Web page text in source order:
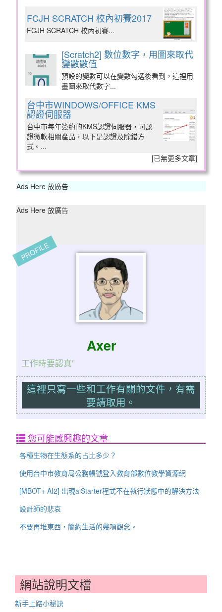
FCJH SCRATCH 校內初賽2017
FCJH SCRATCH 校內初賽...
[Scratch2] 數位數字，用圖來取代
變數數值
預設的變數可以在變數勾選後看到，這裡用
畫圖來取代數字...
台中市WINDOWS/OFFICE KMS
認證伺服器
台中市每年簽約的KMS認證伺服器，可認
證微軟相關產品，以下是認證及除錯方
式。...
[已無更多文章]
Ads Here 放廣告
Ads Here 放廣告
PROFILE
Axer
工作時要認真”
這裡只寫一些和工作有關的文件，有需
要請取用。
您可能感興趣的文章
各種生物在生態系的占比多少？
使用台中市教育局公務帳號登入教育部數位教學資源網
[MBOT+ AI2] 出現aiStarter程式不在執行狀態中的解決方法
設計師的悲哀
不要再堆東西，簡約生活的幾項觀念。
網站說明文檔
新手上路小秘訣